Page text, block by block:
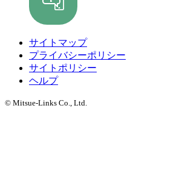
サイトマップ
プライバシーポリシー
サイトポリシー
ヘルプ
© Mitsue-Links Co., Ltd.